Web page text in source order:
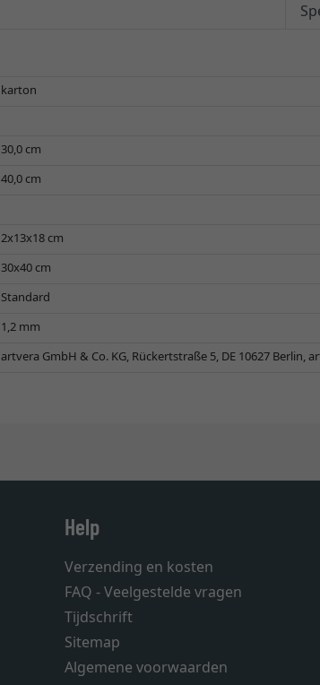
karton
30,0 cm
40,0 cm
2x13x18 cm
30x40 cm
Standard
1,2 mm
artvera GmbH & Co. KG, Rückertstraße 5, DE 10627 Berlin,
Help
Verzending en kosten
FAQ - Veelgestelde vragen
Tijdschrift
Sitemap
Algemene voorwaarden